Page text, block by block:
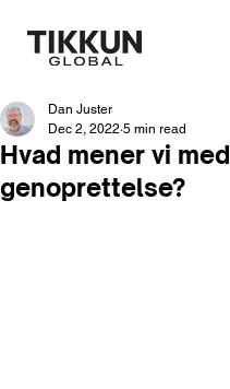
Hvad mener vi med
genoprettelse?
Dan Juster
Dec 2, 2022 5 min read